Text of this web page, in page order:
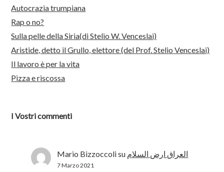
Autocrazia trumpiana
Rap o no?
Sulla pelle della Siria(di Stelio W. Venceslai)
Aristide, detto il Grullo, elettore (del Prof. Stelio Venceslai)
Il lavoro è per la vita
Pizza e riscossa
I Vostri commenti
Mario Bizzoccolisu العراق ارض السلام
7 Marzo 2021